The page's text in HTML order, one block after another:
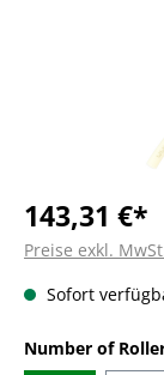
143,31 €*
Preise exkl.
Sofort
Number of